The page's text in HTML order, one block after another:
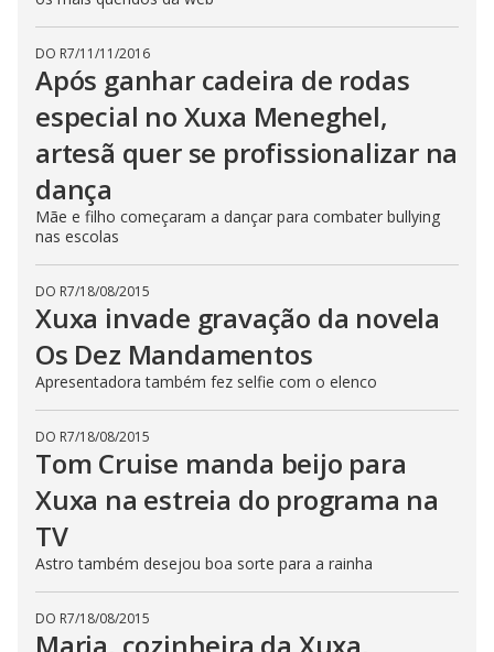
DO R7/11/11/2016
Após ganhar cadeira de rodas
especial no Xuxa Meneghel,
artesã quer se profissionalizar na
dança
Mãe e filho começaram a dançar para combater bullying
nas escolas
DO R7/18/08/2015
Xuxa invade gravação da novela
Os Dez Mandamentos
Apresentadora também fez selfie com o elenco
DO R7/18/08/2015
Tom Cruise manda beijo para
Xuxa na estreia do programa na
TV
Astro também desejou boa sorte para a rainha
DO R7/18/08/2015